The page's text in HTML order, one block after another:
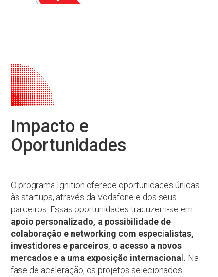
Impacto e
Oportunidades
O programa Ignition oferece oportunidades únicas
às startups, através da Vodafone e dos seus
parceiros. Essas oportunidades traduzem-se em
apoio personalizado, a possibilidade de
colaboração e networking com especialistas,
investidores e parceiros, o acesso a novos
mercados e a uma exposição internacional. Na
fase de aceleração, os projetos selecionados